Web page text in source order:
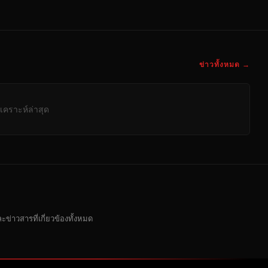
ข่าวทั้งหมด →
คราะห์ล่าสุด
ข่าวสารที่เกี่ยวข้องทั้งหมด